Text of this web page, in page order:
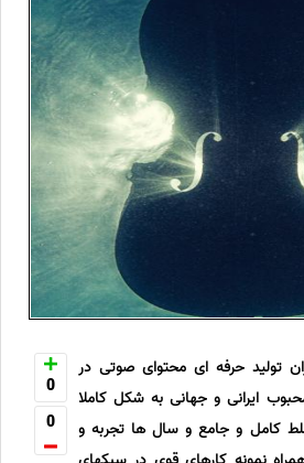
0
0
تولید حرفه ای محتوای صوتی در
ایرانی و جهانی به شکل کاملا
کامل و جامع و سال ها تجربه و